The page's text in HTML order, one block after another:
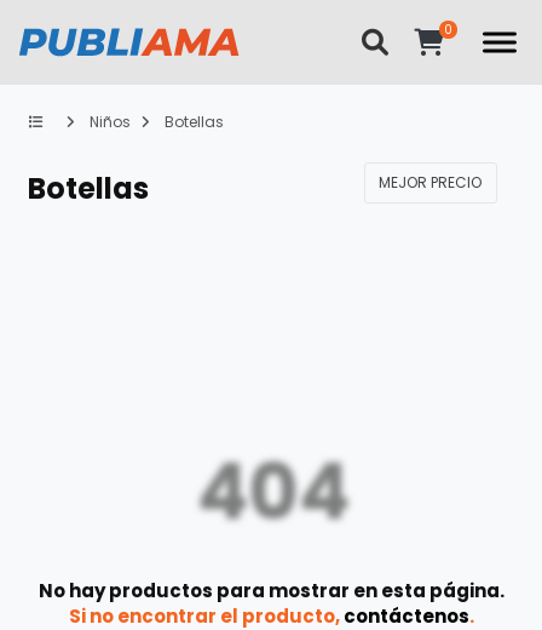
Niños Botellas
Botellas MEJOR PRECIO
404
No hay productos para mostrar en esta página.
Si no encontrar el producto,contáctenos.